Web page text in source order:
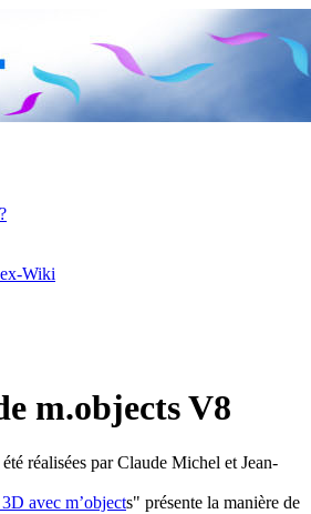
Wiki
m.objects V8
réalisées par Claude Michel et Jean-
avec m’objects" présente la manière de